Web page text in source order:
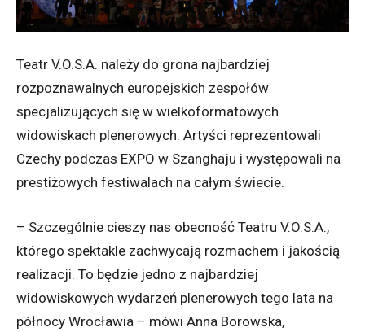
Teatr V.O.S.A. należy do grona najbardziej
rozpoznawalnych europejskich zespołów
specjalizujących się w wielkoformatowych
widowiskach plenerowych. Artyści reprezentowali
Czechy podczas EXPO w Szanghaju i występowali na
prestiżowych festiwalach na całym świecie.
– Szczególnie cieszy nas obecność Teatru V.O.S.A.,
którego spektakle zachwycają rozmachem i jakością
realizacji. To będzie jedno z najbardziej
widowiskowych wydarzeń plenerowych tego lata na
północy Wrocławia – mówi Anna Borowska,